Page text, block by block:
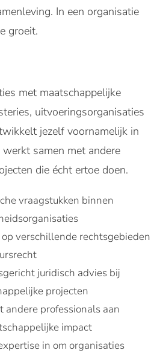
In een organisatie
groeit.
met maatschappelijke
uitvoeringsorganisaties
jezelf voornamelijk in
samen met andere
die écht ertoe doen.
vraagstukken binnen
verschillende rechtsgebieden
juridisch advies bij
projecten
andere professionals aan
impact
in om organisaties